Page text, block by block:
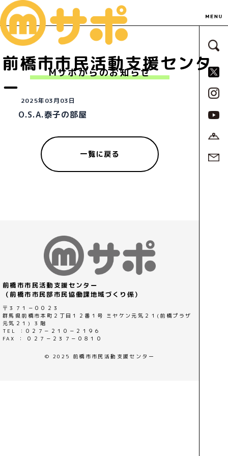
前橋市市民活動支援センタ
ー
サ
Mサポからのお知らせ
2025年03月03日
O.S.A.泰子の部屋
一覧に戻る
前橋市市民活動支援センター
（前橋市市民部市民協働課地域づくり係）
〒３７１－００２３
群馬県前橋市本町２丁目１２番１号 ミヤケン元気２１(前橋プラザ
元気２１) ３階
TEL ：０２７－２１０－２１９６
FAX ： ０２７－２３７－０８１０
© 2025 前橋市市民活動支援センター